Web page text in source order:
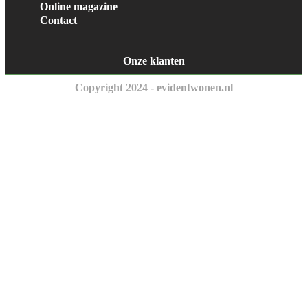
Online magazine
Contact
Onze klanten
Copyright 2024 - evidentwonen.nl